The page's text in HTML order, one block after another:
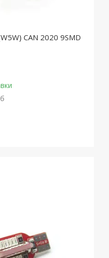
CAN 2020 9SMD